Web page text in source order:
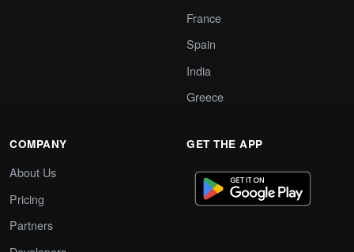
France
Spain
India
Greece
COMPANY
About Us
Pricing
Partners
GET THE APP